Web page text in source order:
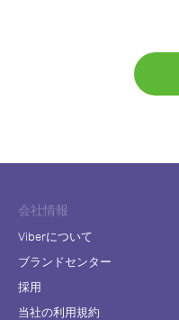
会社情報
Viberについて
ブランドセンター
採用
当社の利用規約